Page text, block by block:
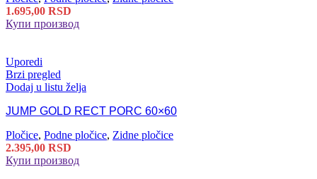
1.695,00 RSD
Купи производ
Uporedi
Brzi pregled
Dodaj u listu želja
JUMP GOLD RECT PORC 60×60
Pločice, Podne pločice, Zidne pločice
2.395,00 RSD
Купи производ